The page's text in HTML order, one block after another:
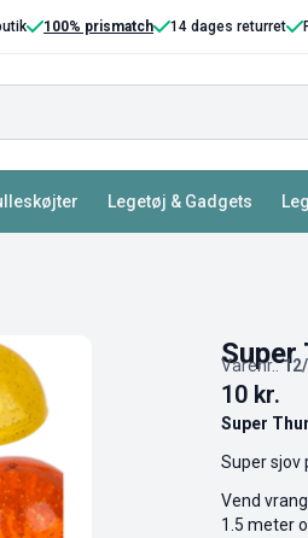
100% prismatch 14 dages returret
Legetøj & Gadgets
Super
Varenr.:
10 kr.
Super
Super sjov
Vend
1.5 meter